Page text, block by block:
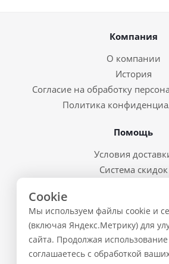
Компания
О компании
История
Согласие на обработку
Политика
Помощь
Условия
Система скидок
Предварительные
Контакты
Cookie
Мы используем файлы cookie и
(включая Яндекс.Метрику) для
сайта. Продолжая
соглашаетесь с обработкой